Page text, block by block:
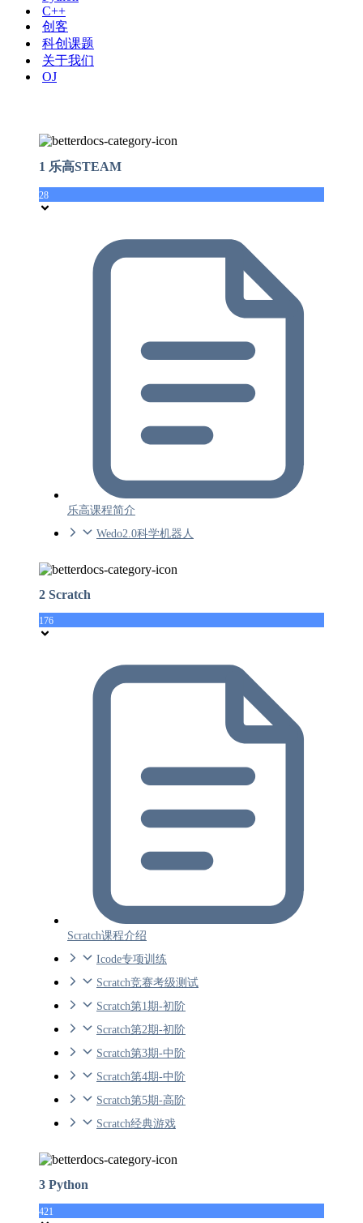
C++
创客
科创课题
关于我们
OJ
1 乐高STEAM
28
乐高课程简介
Wedo2.0科学机器人
2 Scratch
176
Scratch课程介绍
Icode专项训练
Scratch竞赛考级测试
Scratch第1期-初阶
Scratch第2期-初阶
Scratch第3期-中阶
Scratch第4期-中阶
Scratch第5期-高阶
Scratch经典游戏
3 Python
421